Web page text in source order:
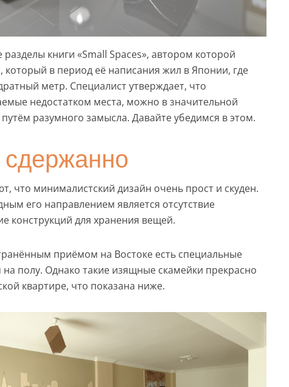
книги «Small Spaces», автором которой
который в период её написания жил в Японии, где
метр. Специалист утверждает, что
недостатком места, можно в значительной
разумного замысла. Давайте убедимся в этом.
что минималистский дизайн очень прост и скуден.
его направлением является отсутствие
конструкций для хранения вещей.
приёмом на Востоке есть специальные
на полу. Однако такие изящные скамейки прекрасно
квартире, что показана ниже.